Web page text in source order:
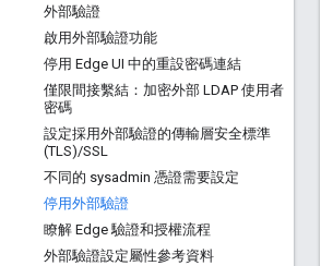
外部驗證
啟用外部驗證功能
停用 Edge UI 中的重設密碼連結
僅限間接繫結：加密外部 LDAP 使用者
密碼
設定採用外部驗證的傳輸層安全標準
(TLS)/SSL
不同的 sysadmin 憑證需要設定
停用外部驗證
瞭解 Edge 驗證和授權流程
外部驗證設定屬性參考資料